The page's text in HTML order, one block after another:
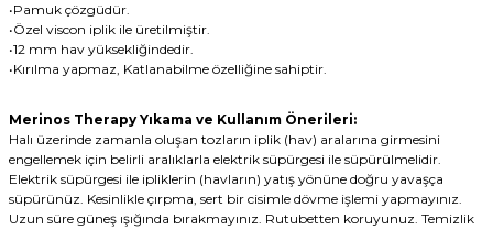
•Pamuk çözgüdür.
•Özel viscon iplik ile üretilmiştir.
•12 mm hav yüksekliğindedir.
•Kırılma yapmaz, Katlanabilme özelliğine sahiptir.
Merinos Therapy Yıkama ve Kullanım Önerileri:
Halı üzerinde zamanla oluşan tozların iplik (hav) aralarına girmesini
engellemek için belirli aralıklarla elektrik süpürgesi ile süpürülmelidir.
Elektrik süpürgesi ile ipliklerin (havların) yatış yönüne doğru yavaşça
süpürünüz. Kesinlikle çırpma, sert bir cisimle dövme işlemi yapmayınız.
Uzun süre güneş ışığında bırakmayınız. Rutubetten koruyunuz. Temizlik